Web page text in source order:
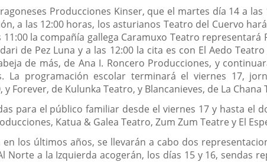
Producciones Kinser, que el martes día 14 a
a las 12:00 horas, los asturianos Teatro del Cuervo
la compañía gallega Caramuxo Teatro representará
de Pez Luna y a las 12:00 la cita es con El Aedo
de más, de Ana I. Roncero Producciones, y
La programación escolar terminará el viernes 17,
Forever, de Kulunka Teatro, y Blancanieves, de La Chana
para el público familiar desde el viernes 17 y hasta el
Katua & Galea Teatro, Zum Zum Teatre y El
los últimos años, se llevarán a cabo dos
Norte a la Izquierda acogerán, los días 15 y 16, sendas